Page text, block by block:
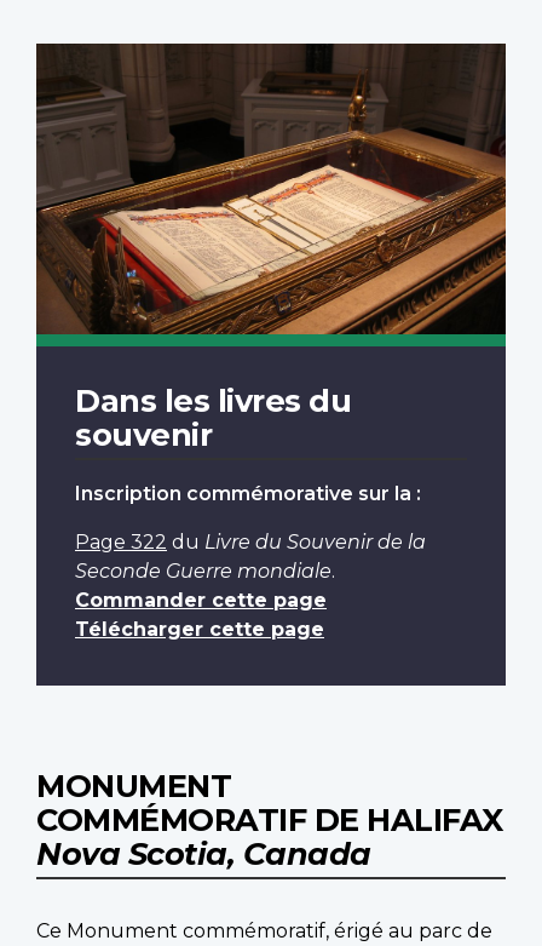
Dans les livres du
souvenir
Inscription commémorative sur la :
Page 322 du Livre du Souvenir de la
Seconde Guerre mondiale.
Commander cette page
Télécharger cette page
MONUMENT
COMMÉMORATIF DE HALIFAX
Nova Scotia, Canada
Ce Monument commémoratif, érigé au parc de